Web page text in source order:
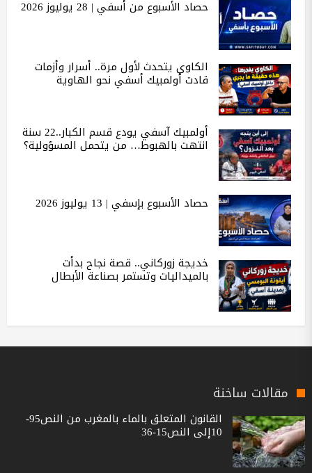
حصاد الأسبوع من أسفي | 28 يوليوز 2026
الكاوي يتحدث لأول مرة.. أسرار وأزمات
قادت أولمبيك أسفي نحو الهاوية
أولمبيك آسفي يودع قسم الكبار..22 سنة
انتهت بالهبوط… من يتحمل المسؤولية؟
حصاد الأسبوع بإسفي | 13 يوليوز 2026
خديجة زوركاني.. قصة نجاح بدأت
بالميداليات وتستمر بصناعة الأبطال
مقالات ساخنة
القانون المتعلق بالماء بالمغرب من النص95-
10إلى النص15-36